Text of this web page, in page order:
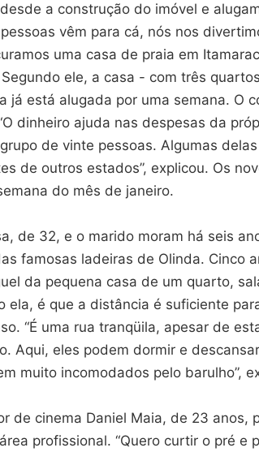
a construção do imóvel e
vêm para cá, nós nos
uma casa de praia em
ele, a casa - com três
já está alugada por uma semana. O
dinheiro ajuda nas despesas da
de vinte pessoas. Algumas
de outros estados”, explicou. Os
do mês de janeiro.
de 32, e o marido moram há seis
famosas ladeiras de Olinda. Cinco
da pequena casa de um quarto,
ela, é que a distância é suficiente
“É uma rua tranqüila, apesar de
Aqui, eles podem dormir e
muito incomodados pelo barulho”,
de cinema Daniel Maia, de 23 anos,
profissional. “Quero curtir o pré e